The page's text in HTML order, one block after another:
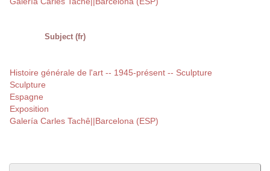
Subject (fr)
Histoire générale de l'art -- 1945-présent -- Sculpture
Sculpture
Espagne
Exposition
Galería Carles Tachê||Barcelona (ESP)